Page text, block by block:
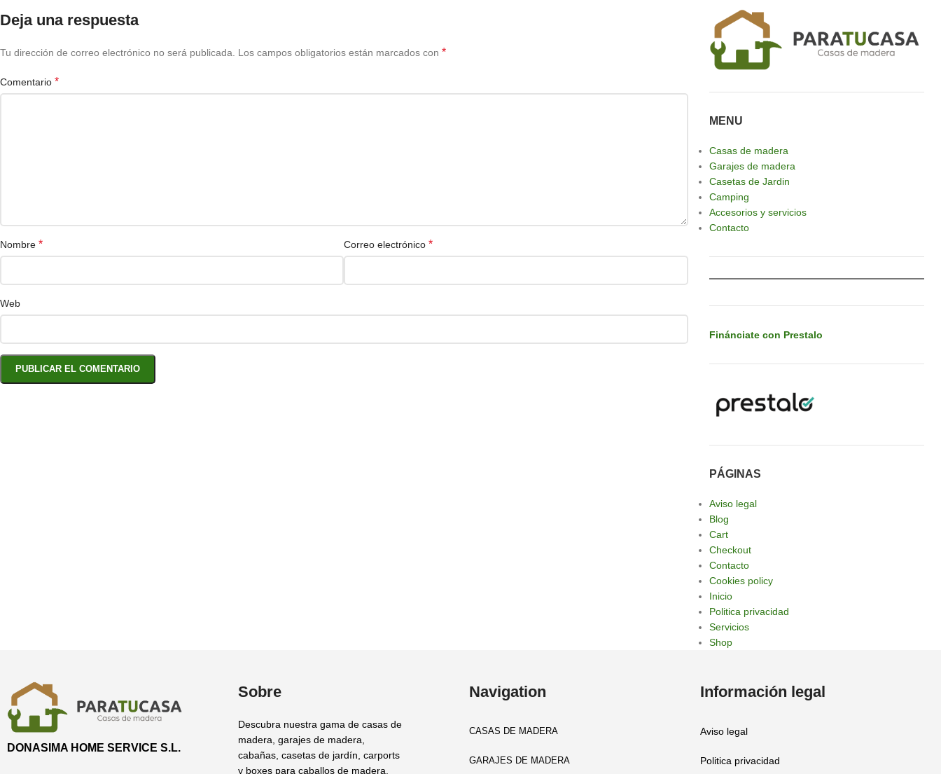
Deja una respuesta
Tu dirección de correo electrónico no será publicada. Los campos obligatorios están marcados con *
Comentario *
Nombre * Correo electrónico*
Web
MENU
Casas de madera
Garajes de madera
Casetas de Jardin
Camping
Accesorios y servicios
Contacto
Finánciate con Prestalo
PÁGINAS
Aviso legal
Blog
Cart
Checkout
Contacto
Cookies policy
Inicio
Politica privacidad
Servicios
Shop
DONASIMA HOME SERVICE S.L.
Sobre
Descubra nuestra gama de casas de
madera, garajes de madera,
cabañas, casetas de jardín, carports
y boxes para caballos de madera,
Navigation
CASAS DE MADERA
GARAJES DE MADERA
Información legal
Aviso legal
Politica privacidad